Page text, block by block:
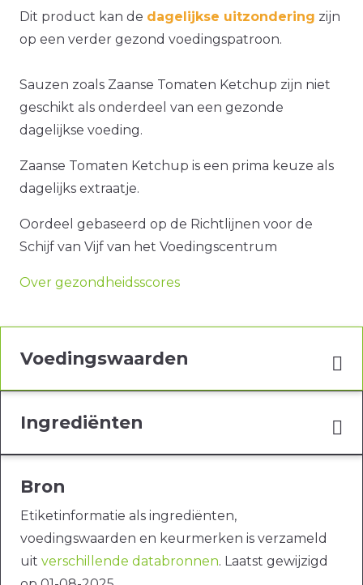
Dit product kan de dagelijkse uitzondering zijn
op een verder gezond voedingspatroon.
Sauzen zoals Zaanse Tomaten Ketchup zijn niet
geschikt als onderdeel van een gezonde
dagelijkse voeding.
Zaanse Tomaten Ketchup is een prima keuze als
dagelijks extraatje.
Oordeel gebaseerd op de Richtlijnen voor de
Schijf van Vijf van het Voedingscentrum
Over gezondheidsscores
Voedingswaarden
Ingrediënten
Bron
Etiketinformatie als ingrediënten,
voedingswaarden en keurmerken is verzameld
uit verschillende databronnen. Laatst gewijzigd